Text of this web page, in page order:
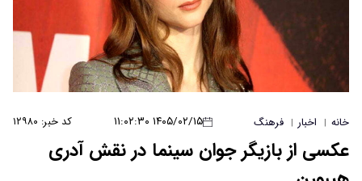
خانه | اخبار | فرهنگ ۱۴۰۵/۰۲/۱۵ ۱۱:۰۲:۳۰ کد خبر: ۱۲۹۸۰
عکسی از بازیگر جوان سینما در نقش آدری